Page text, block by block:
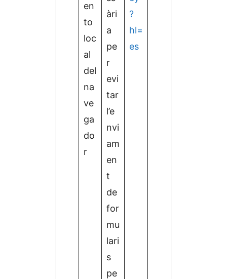
en
to
loc
al
del
na
ve
ga
do
r
àri
a
pe
r
evi
tar
l’e
nvi
am
en
t
de
for
mu
lari
s
pe
?
hl=
es